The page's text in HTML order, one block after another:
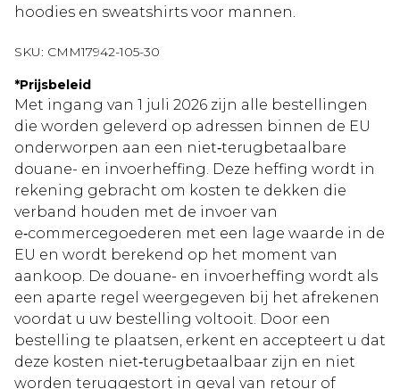
hoodies en sweatshirts voor mannen.
SKU: CMM17942-105-30
*Prijsbeleid
Met ingang van 1 juli 2026 zijn alle bestellingen
die worden geleverd op adressen binnen de EU
onderworpen aan een niet‑terugbetaalbare
douane- en invoerheffing. Deze heffing wordt in
rekening gebracht om kosten te dekken die
verband houden met de invoer van
e‑commercegoederen met een lage waarde in de
EU en wordt berekend op het moment van
aankoop. De douane- en invoerheffing wordt als
een aparte regel weergegeven bij het afrekenen
voordat u uw bestelling voltooit. Door een
bestelling te plaatsen, erkent en accepteert u dat
deze kosten niet‑terugbetaalbaar zijn en niet
worden teruggestort in geval van retour of